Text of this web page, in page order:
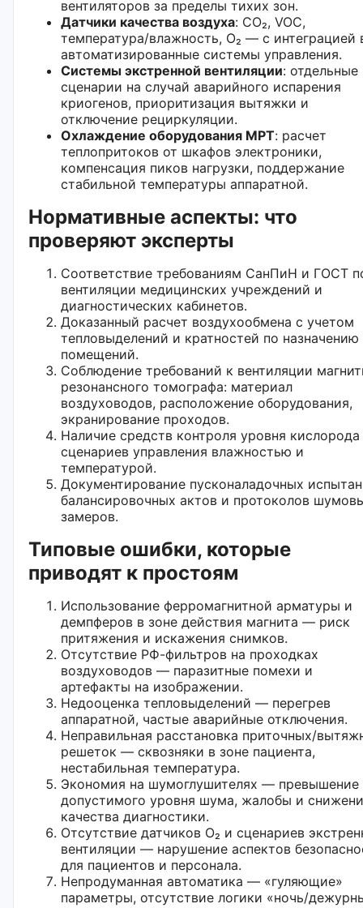
вентиляторов за пределы тихих зон.
Датчики качества воздуха: CO₂, VOC,
температура/влажность, O₂ — с интеграцией
автоматизированные системы управления.
Системы экстренной вентиляции: отдельные
сценарии на случай аварийного испарения
криогенов, приоритизация вытяжки и
отключение рециркуляции.
Охлаждение оборудования МРТ: расчет
теплопритоков от шкафов электроники,
компенсация пиков нагрузки, поддержание
стабильной температуры аппаратной.
Нормативные аспекты: что
проверяют эксперты
Соответствие требованиям СанПиН и ГОСТ
вентиляции медицинских учреждений и
диагностических кабинетов.
Доказанный расчет воздухообмена с учетом
тепловыделений и кратностей по назначению
помещений.
Соблюдение требований к вентиляции
резонансного томографа: материал
воздуховодов, расположение оборудования,
экранирование проходов.
Наличие средств контроля уровня
сценариев управления влажностью и
температурой.
Документирование пусконаладочных
балансировочных актов и протоколов
замеров.
Типовые ошибки, которые
приводят к простоям
Использование ферромагнитной арматуры и
демпферов в зоне действия магнита — риск
притяжения и искажения снимков.
Отсутствие РФ-фильтров на проходках
воздуховодов — паразитные помехи и
артефакты на изображении.
Недооценка тепловыделений — перегрев
аппаратной, частые аварийные отключения.
Неправильная расстановка приточных/
решеток — сквозняки в зоне пациента,
нестабильная температура.
Экономия на шумоглушителях — превышение
допустимого уровня шума, жалобы и
качества диагностики.
Отсутствие датчиков O₂ и сценариев
вентиляции — нарушение аспектов
для пациентов и персонала.
Непродуманная автоматика — «гуляющие»
параметры, отсутствие логики «ночь/